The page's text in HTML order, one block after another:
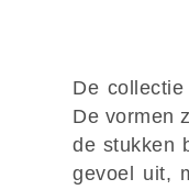
De
De vormen
de stukken
gevoel uit,